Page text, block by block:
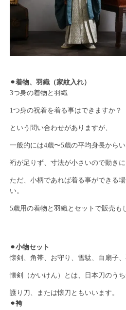
⚫︎着物、羽織（家紋入れ）
3つ身の着物と羽織
1つ身の祝着を着る事はできますか？
という問い合わせがありますが、
一般的には4歳〜5歳の平均身長からい
裄が足りず、寸法が小さいので動きに
ただ、小柄であれば着る事ができる
い。
5歳用の着物と羽織とセットで販売も
⚫︎小物セット
懐剣、角帯、お守り、雪駄、白扇子
懐剣（かいけん）とは、日本刀のうち
護り刀、または懐刀ともいいます。
⚫︎袴